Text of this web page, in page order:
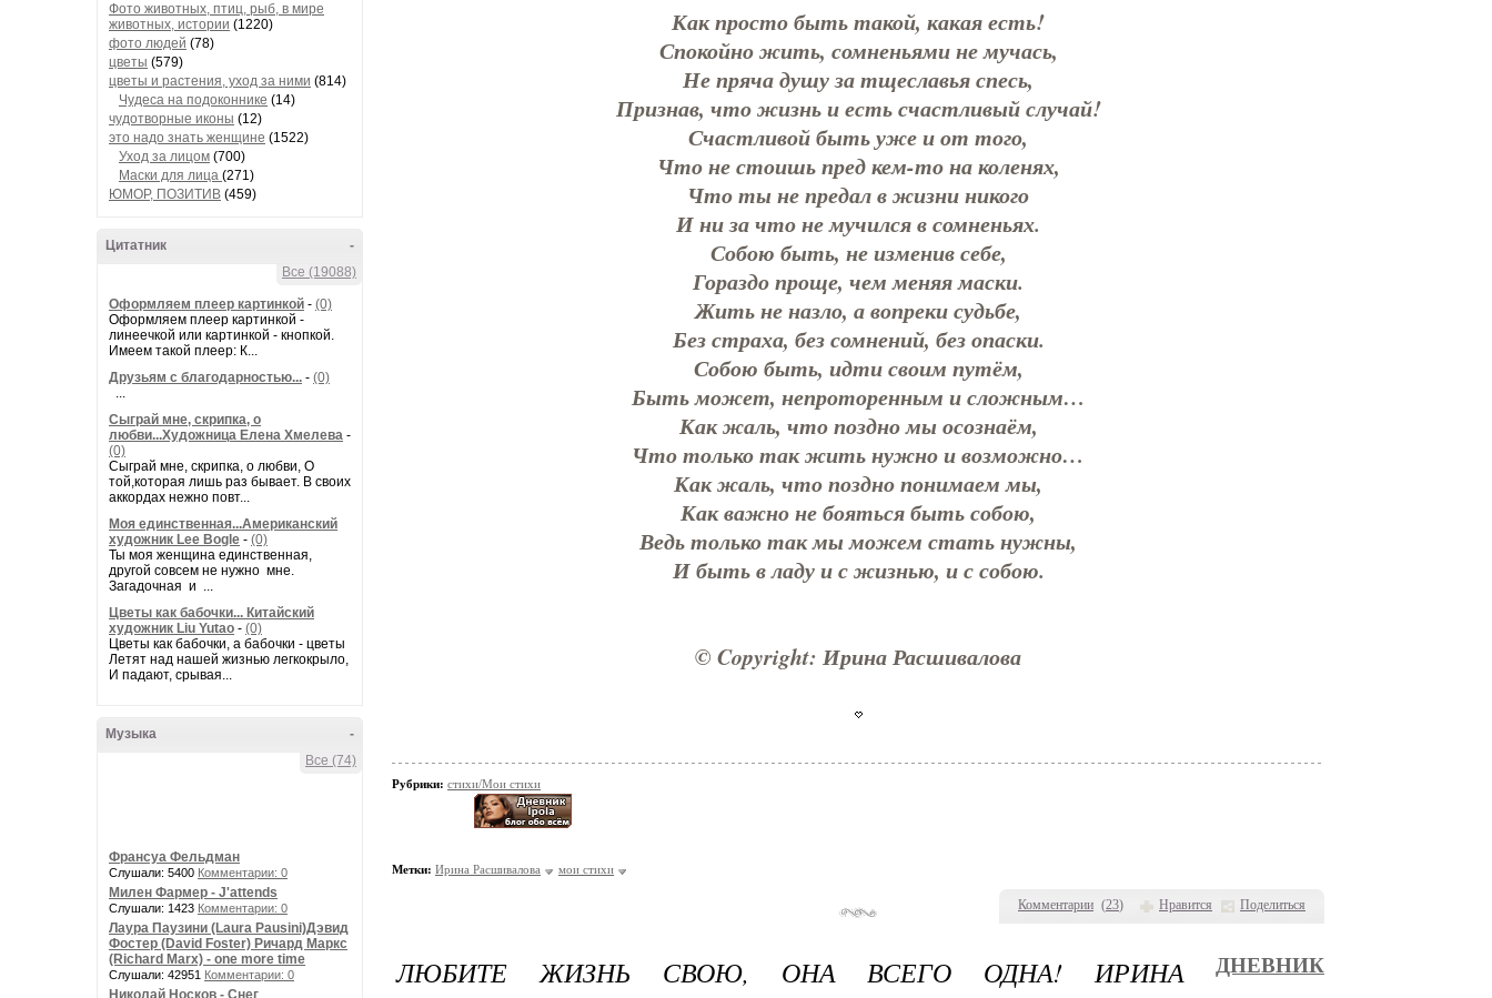
Фото животных, птиц, рыб, в мире
животных, истории (1220)
фото людей (78)
цветы (579)
цветы и растения, уход за ними (814)
Чудеса на подоконнике (14)
чудотворные иконы (12)
это надо знать женщине (1522)
Уход за лицом (700)
Маски для лица (271)
ЮМОР, ПОЗИТИВ (459)
-
Цитатник
Все (19088)
Оформляем плеер картинкой - (0)
Оформляем плеер картинкой -
линеечкой или картинкой - кнопкой.
Имеем такой плеер: К...
Друзьям с благодарностью... - (0)
...
Сыграй мне, скрипка, о
любви...Художница Елена Хмелева -
(0)
Сыграй мне, скрипка, о любви, О
той,которая лишь раз бывает. В своих
аккордах нежно повт...
Моя единственная...Американский
художник Lee Bogle - (0)
Ты моя женщина единственная,
другой совсем не нужно мне.
Загадочная и ...
Цветы как бабочки... Китайский
художник Liu Yutao - (0)
Цветы как бабочки, а бабочки - цветы
Летят над нашей жизнью легкокрыло,
И падают, срывая...
-
Музыка
Все (74)
Франсуа Фельдман
Слушали: 5400 Комментарии: 0
Милен Фармер - J'attends
Слушали: 1423 Комментарии: 0
Лаура Паузини (Laura Pausini)Дэвид
Фостер (David Foster) Ричард Маркс
(Richard Marx) - one more time
Слушали: 42951 Комментарии: 0
Николай Носков - Снег
Комментарии (23) Нравится Поделиться
Как просто быть такой, какая есть!
Спокойно жить, сомненьями не мучась,
Не пряча душу за тщеславья спесь,
Признав, что жизнь и есть счастливый случай!
Счастливой быть уже и от того,
Что не стоишь пред кем-то на коленях,
Что ты не предал в жизни никого
И ни за что не мучился в сомненьях.
Собою быть, не изменив себе,
Гораздо проще, чем меняя маски.
Жить не назло, а вопреки судьбе,
Без страха, без сомнений, без опаски.
Собою быть, идти своим путём,
Быть может, непроторенным и сложным…
Как жаль, что поздно мы осознаём,
Что только так жить нужно и возможно…
Как жаль, что поздно понимаем мы,
Как важно не бояться быть собою,
Ведь только так мы можем стать нужны,
И быть в ладу и с жизнью, и с собою.
© Copyright: Ирина Расшивалова
Рубрики: стихи/Мои стихи
Метки: Ирина Расшивалова мои стихи
ЛЮБИТЕ ЖИЗНЬ СВОЮ, ОНА ВСЕГО ОДНА! ИРИНА
ДНЕВНИК